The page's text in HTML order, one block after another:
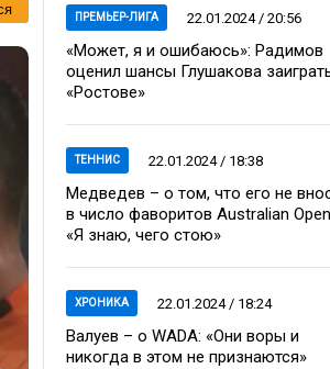
ПРЕМЬЕР-ЛИГА 22.01.2024 / 20:56
«Может, я и ошибаюсь»: Радимов
оценил шансы Глушакова
«Ростове»
ТЕННИС 22.01.2024 / 18:38
Медведев – о том, что его не
в число фаворитов Australian
«Я знаю, чего стою»
ХРОНИКА 22.01.2024 / 18:24
Валуев – о WADA: «Они воры и
никогда в этом не признаются»